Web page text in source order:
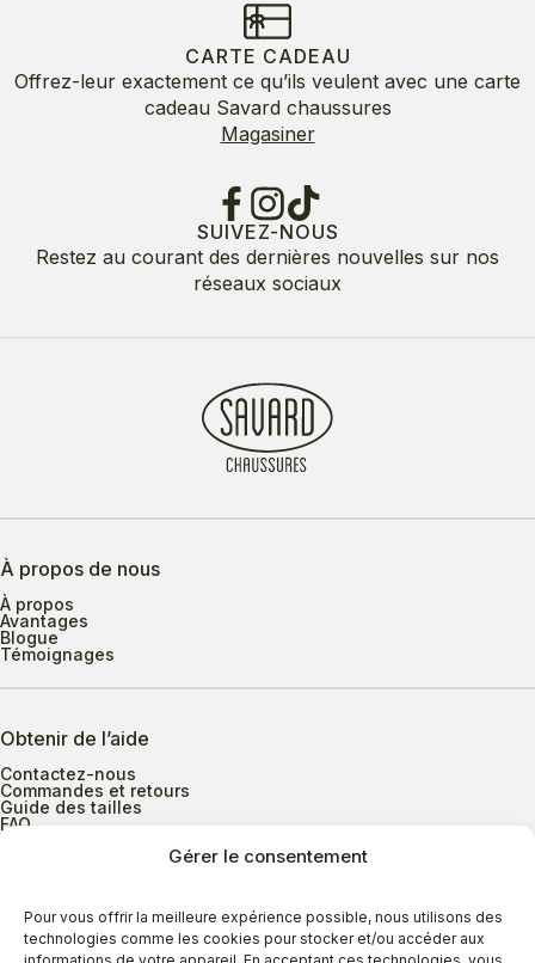
Gérer le consentement
Pour vous offrir la meilleure expérience possible, nous utilisons des
technologies comme les cookies pour stocker et/ou accéder aux
CARTE CADEAU
Offrez-leur exactement ce qu’ils veulent avec une carte
cadeau Savard chaussures
Magasiner
SUIVEZ-NOUS
Restez au courant des dernières nouvelles sur nos
réseaux sociaux
À propos de nous
À propos
Avantages
Blogue
Témoignages
Obtenir de l’aide
Contactez-nous
Commandes et retours
Guide des tailles
FAQ
Heures d’ouverture